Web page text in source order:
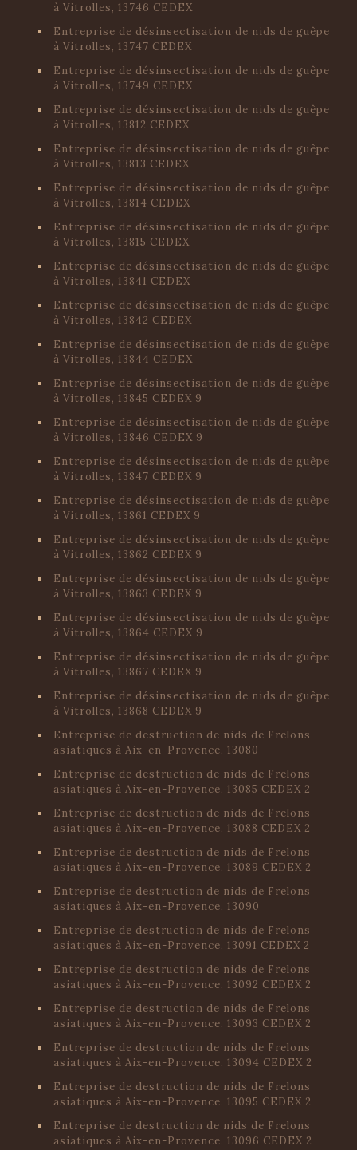
à Vitrolles, 13746 CEDEX
Entreprise de désinsectisation de nids de guêpe
à Vitrolles, 13747 CEDEX
Entreprise de désinsectisation de nids de guêpe
à Vitrolles, 13749 CEDEX
Entreprise de désinsectisation de nids de guêpe
à Vitrolles, 13812 CEDEX
Entreprise de désinsectisation de nids de guêpe
à Vitrolles, 13813 CEDEX
Entreprise de désinsectisation de nids de guêpe
à Vitrolles, 13814 CEDEX
Entreprise de désinsectisation de nids de guêpe
à Vitrolles, 13815 CEDEX
Entreprise de désinsectisation de nids de guêpe
à Vitrolles, 13841 CEDEX
Entreprise de désinsectisation de nids de guêpe
à Vitrolles, 13842 CEDEX
Entreprise de désinsectisation de nids de guêpe
à Vitrolles, 13844 CEDEX
Entreprise de désinsectisation de nids de guêpe
à Vitrolles, 13845 CEDEX 9
Entreprise de désinsectisation de nids de guêpe
à Vitrolles, 13846 CEDEX 9
Entreprise de désinsectisation de nids de guêpe
à Vitrolles, 13847 CEDEX 9
Entreprise de désinsectisation de nids de guêpe
à Vitrolles, 13861 CEDEX 9
Entreprise de désinsectisation de nids de guêpe
à Vitrolles, 13862 CEDEX 9
Entreprise de désinsectisation de nids de guêpe
à Vitrolles, 13863 CEDEX 9
Entreprise de désinsectisation de nids de guêpe
à Vitrolles, 13864 CEDEX 9
Entreprise de désinsectisation de nids de guêpe
à Vitrolles, 13867 CEDEX 9
Entreprise de désinsectisation de nids de guêpe
à Vitrolles, 13868 CEDEX 9
Entreprise de destruction de nids de Frelons
asiatiques à Aix-en-Provence, 13080
Entreprise de destruction de nids de Frelons
asiatiques à Aix-en-Provence, 13085 CEDEX 2
Entreprise de destruction de nids de Frelons
asiatiques à Aix-en-Provence, 13088 CEDEX 2
Entreprise de destruction de nids de Frelons
asiatiques à Aix-en-Provence, 13089 CEDEX 2
Entreprise de destruction de nids de Frelons
asiatiques à Aix-en-Provence, 13090
Entreprise de destruction de nids de Frelons
asiatiques à Aix-en-Provence, 13091 CEDEX 2
Entreprise de destruction de nids de Frelons
asiatiques à Aix-en-Provence, 13092 CEDEX 2
Entreprise de destruction de nids de Frelons
asiatiques à Aix-en-Provence, 13093 CEDEX 2
Entreprise de destruction de nids de Frelons
asiatiques à Aix-en-Provence, 13094 CEDEX 2
Entreprise de destruction de nids de Frelons
asiatiques à Aix-en-Provence, 13095 CEDEX 2
Entreprise de destruction de nids de Frelons
asiatiques à Aix-en-Provence, 13096 CEDEX 2